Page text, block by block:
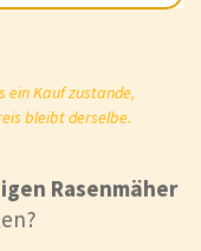
ein Kauf zustande,
bleibt derselbe.
Rasenmäher